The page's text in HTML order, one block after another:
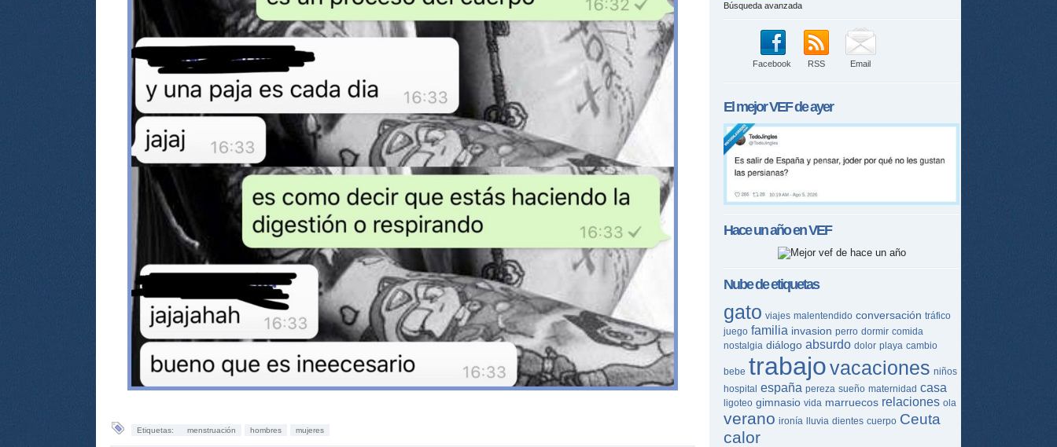
Etiquetas: menstruación hombres mujeres
Búsqueda avanzada
Facebook RSS Email
El mejorVEFde ayer
Hace un año enVEF
Nube de etiquetas
gato viajes malentendido conversación tráfico
juego familia invasion perro dormir comida
nostalgia diálogo absurdo dolor playa cambio
bebe trabajovacaciones niños
hospital españa pereza sueño maternidad casa
ligoteo gimnasio vida marruecos relaciones ola
verano ironía lluvia dientes cuerpo Ceuta
calor